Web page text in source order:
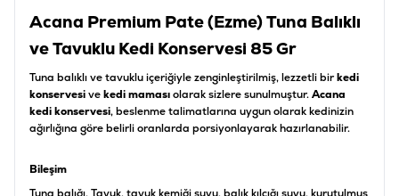
Acana Premium Pate (Ezme) Tuna Balıklı
ve Tavuklu Kedi Konservesi 85 Gr
Tuna balıklı ve tavuklu içeriğiyle zenginleştirilmiş, lezzetli birkedi
konservesivekedi mamasıolarak sizlere sunulmuştur.Acana
kedi konservesi, beslenme talimatlarına uygun olarak kedinizin
ağırlığına göre belirli oranlarda porsiyonlayarak hazırlanabilir.
Bileşim